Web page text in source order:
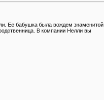
Ее бабушка была вождем знаменитой
В компании Нелли вы